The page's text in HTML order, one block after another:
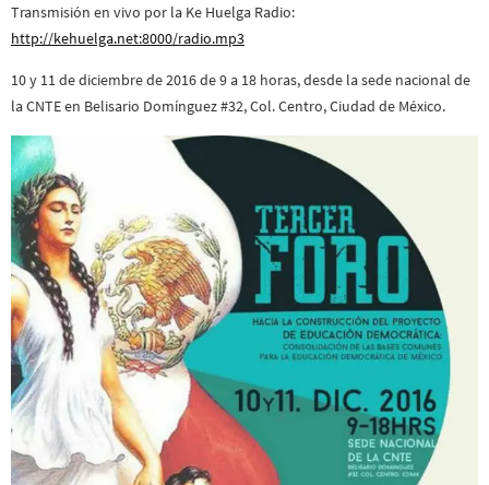
Transmisión en vivo por la Ke Huelga Radio:
http://kehuelga.net:8000/radio.mp3
10 y 11 de diciembre de 2016 de 9 a 18 horas, desde la sede nacional de
la CNTE en Belisario Domínguez #32, Col. Centro, Ciudad de México.